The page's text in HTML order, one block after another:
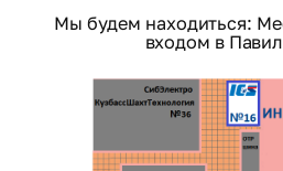
Мы будем находиться:
входом в